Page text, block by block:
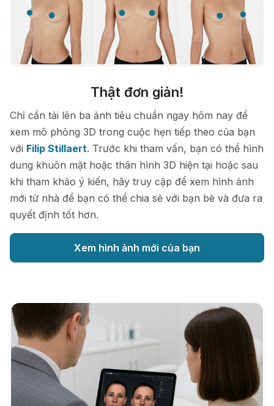
Thật đơn giản!
Chỉ cần tải lên ba ảnh tiêu chuẩn ngay hôm nay để
xem mô phỏng 3D trong cuộc hẹn tiếp theo của bạn
với Filip Stillaert. Trước khi tham vấn, bạn có thể hình
dung khuôn mặt hoặc thân hình 3D hiện tại hoặc sau
khi tham khảo ý kiến, hãy truy cập để xem hình ảnh
mới từ nhà để bạn có thể chia sẻ với bạn bè và đưa ra
quyết định tốt hơn.
Xem hình ảnh mới của bạn